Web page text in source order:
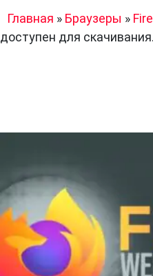
Главная » Браузеры »
доступен для